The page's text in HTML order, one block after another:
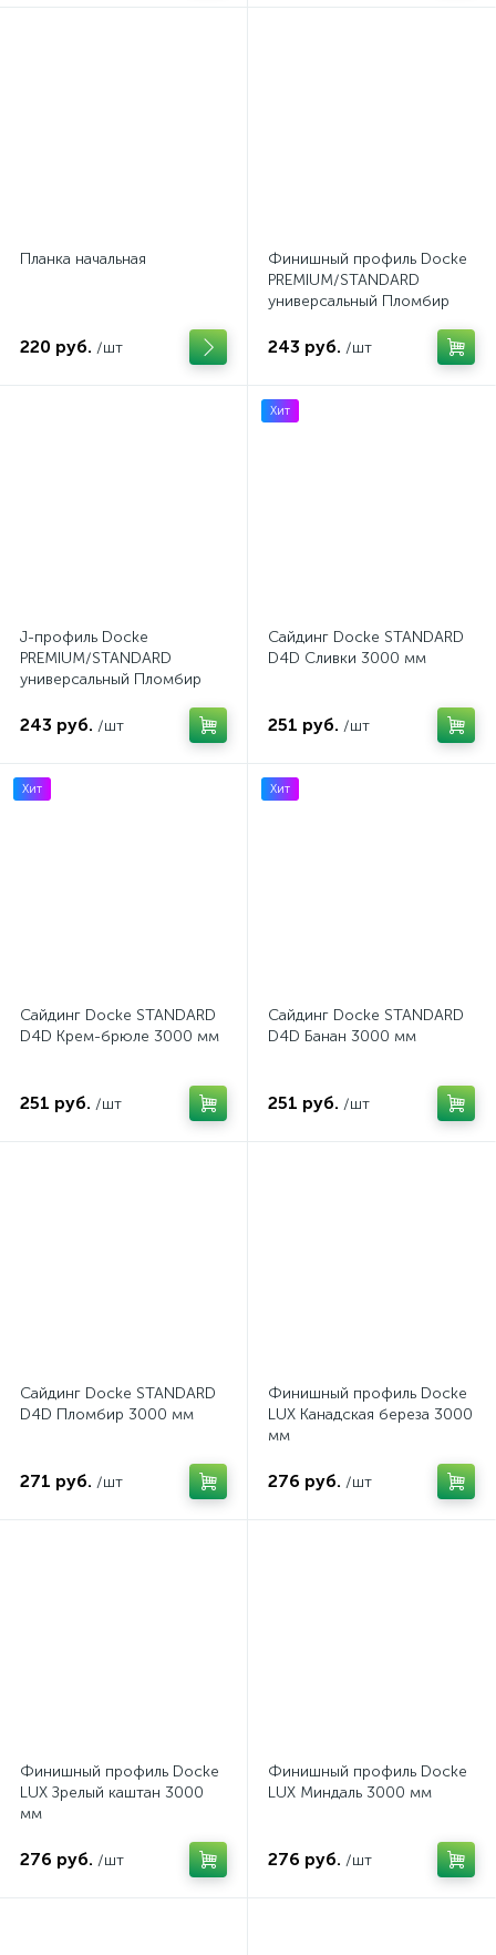
Планка начальная
220 руб. /шт
Финишный профиль Docke
PREMIUM/STANDARD
универсальный Пломбир
243 руб. /шт
J-профиль Docke
PREMIUM/STANDARD
универсальный Пломбир
243 руб. /шт
Хит
Сайдинг Docke STANDARD
D4D Сливки 3000 мм
251 руб. /шт
Хит
Сайдинг Docke STANDARD
D4D Крем-брюле 3000 мм
251 руб. /шт
Хит
Сайдинг Docke STANDARD
D4D Банан 3000 мм
251 руб. /шт
Сайдинг Docke STANDARD
D4D Пломбир 3000 мм
271 руб. /шт
Финишный профиль Docke
LUX Канадская береза 3000
мм
276 руб. /шт
Финишный профиль Docke
LUX Зрелый каштан 3000
мм
276 руб. /шт
Финишный профиль Docke
LUX Миндаль 3000 мм
276 руб. /шт